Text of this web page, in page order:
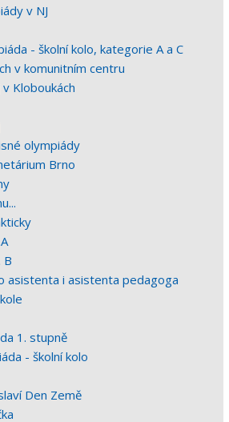
v NJ
- školní kolo, kategorie A a C
v komunitním centru
Kloboukách
olympiády
Brno
B
asistenta i asistenta pedagoga
1. stupně
- školní kolo
Den Země